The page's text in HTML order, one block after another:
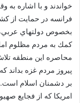
خواندند و با اشاره
فرانسه در حمايت از
بخصوص دولتهاي عربي،
كمك به مردم مظلوم
محاصره اين منطقه
پيروز مردم غزه بداند
بر دشمنان اسلام است.
امريكا كه از فجايع